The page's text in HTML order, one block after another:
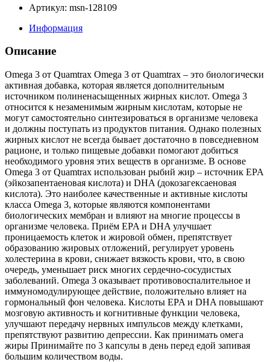
Артикул: msn-128109
Информация
Описание
Omega 3 от Quamtrax Omega 3 от Quamtrax – это биологически
активная добавка, которая является дополнительным
источником полиненасыщенных жирных кислот. Omega 3
относится к незаменимым жирным кислотам, которые не
могут самостоятельно синтезироваться в организме человека
и должны поступать из продуктов питания. Однако полезных
жирных кислот не всегда бывает достаточно в повседневном
рационе, и только пищевые добавки помогают добиться
необходимого уровня этих веществ в организме. В основе
Omega 3 от Quamtrax использован рыбий жир – источник EPA
(эйкозапентаеновая кислота) и DHA (докозагексаеновая
кислота). Это наиболее качественные и активные кислоты
класса Omega 3, которые являются компонентами
биологических мембран и влияют на многие процессы в
организме человека. Приём EPA и DHA улучшает
проницаемость клеток и жировой обмен, препятствует
образованию жировых отложений, регулирует уровень
холестерина в крови, снижает вязкость крови, что, в свою
очередь, уменьшает риск многих сердечно-сосудистых
заболеваний. Omega 3 оказывает противовоспалительное и
иммуномодулирующее действие, положительно влияет на
гормональный фон человека. Кислоты EPA и DHA повышают
мозговую активность и когнитивные функции человека,
улучшают передачу нервных импульсов между клетками,
препятствуют развитию депрессии. Как принимать омега
жиры Принимайте по 3 капсулы в день перед едой запивая
большим количеством воды.